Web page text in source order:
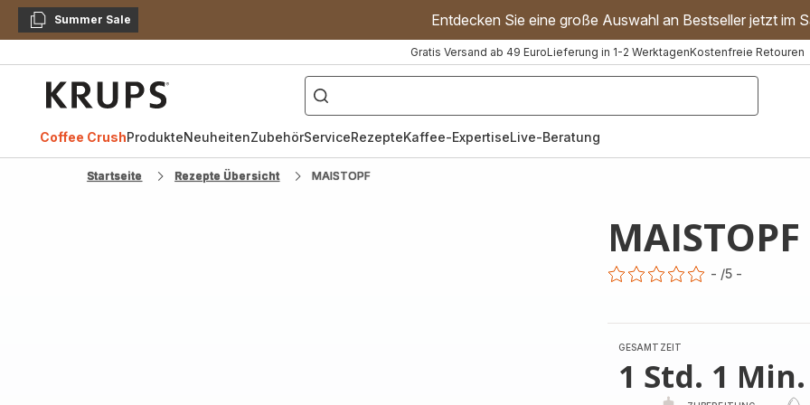
KopierenSummer Sale Entdecken Sie eine große Auswahl an Bestseller jetzt im
Gratis Versand ab 49 EuroLieferung in 1-2 WerktagenKostenfreie Retouren
["Kaffeevollautomat","Handmixer","Waffeleisen"]
Coffee CrushProdukteNeuheitenZubehörServiceRezepteKaffee-ExpertiseLive-Beratung
Startseite Rezepte Übersicht MAISTOPF
MAISTOPF
- /5 -
GESAMTZEIT
1 Std. 1 Min.